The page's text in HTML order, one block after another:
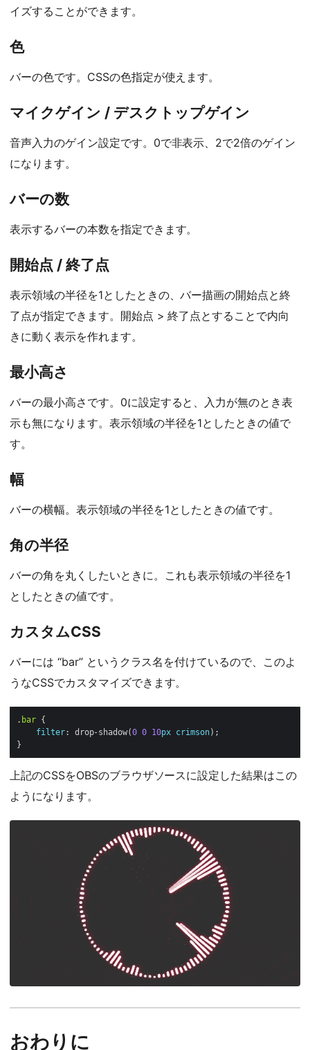
イズすることができます。
色
バーの色です。CSSの色指定が使えます。
マイクゲイン / デスクトップゲイン
音声入力のゲイン設定です。0で非表示、2で2倍のゲイン
になります。
バーの数
表示するバーの本数を指定できます。
開始点 / 終了点
表示領域の半径を1としたときの、バー描画の開始点と終
了点が指定できます。開始点 > 終了点とすることで内向
きに動く表示を作れます。
最小高さ
バーの最小高さです。0に設定すると、入力が無のとき表
示も無になります。表示領域の半径を1としたときの値で
す。
幅
バーの横幅。表示領域の半径を1としたときの値です。
角の半径
バーの角を丸くしたいときに。これも表示領域の半径を1
としたときの値です。
カスタムCSS
バーには “bar” というクラス名を付けているので、このよ
うなCSSでカスタマイズできます。
. bar
filter: drop-shadow(0 0 10px crimson
上記のCSSをOBSのブラウザソースに設定した結果はこの
ようになります。
おわりに